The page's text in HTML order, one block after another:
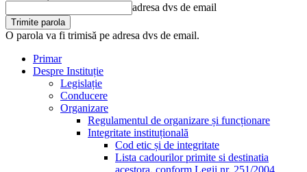
adresa dvs de email
O parola va fi trimisă pe adresa dvs de email.
Primar
Despre Instituție
Legislație
Conducere
Organizare
Regulamentul de organizare și funcționare
Integritate instituțională
Cod etic și de integritate
Lista cadourilor primite si destinatia
acestora, conform Legii nr. 251/2004